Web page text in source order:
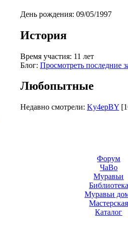
День рождения: 09/05/1997
История
Время участия: 11 лет
Блог: Просмотреть последние
Любопытные
Недавно смотрели: Ky4epBY
Форум
ЧаВо
Муравьи
Библиотека
Муравьи
Мастерская
Каталог